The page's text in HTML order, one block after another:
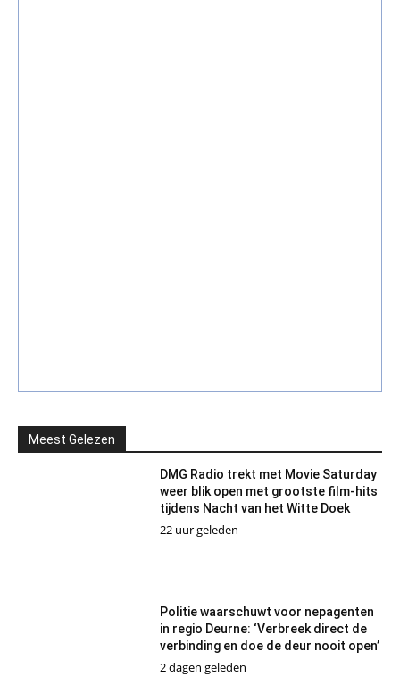
Meest Gelezen
DMG Radio trekt met Movie Saturday
weer blik open met grootste film-hits
tijdens Nacht van het Witte Doek
22 uur geleden
Politie waarschuwt voor nepagenten
in regio Deurne: ‘Verbreek direct de
verbinding en doe de deur nooit open’
2 dagen geleden